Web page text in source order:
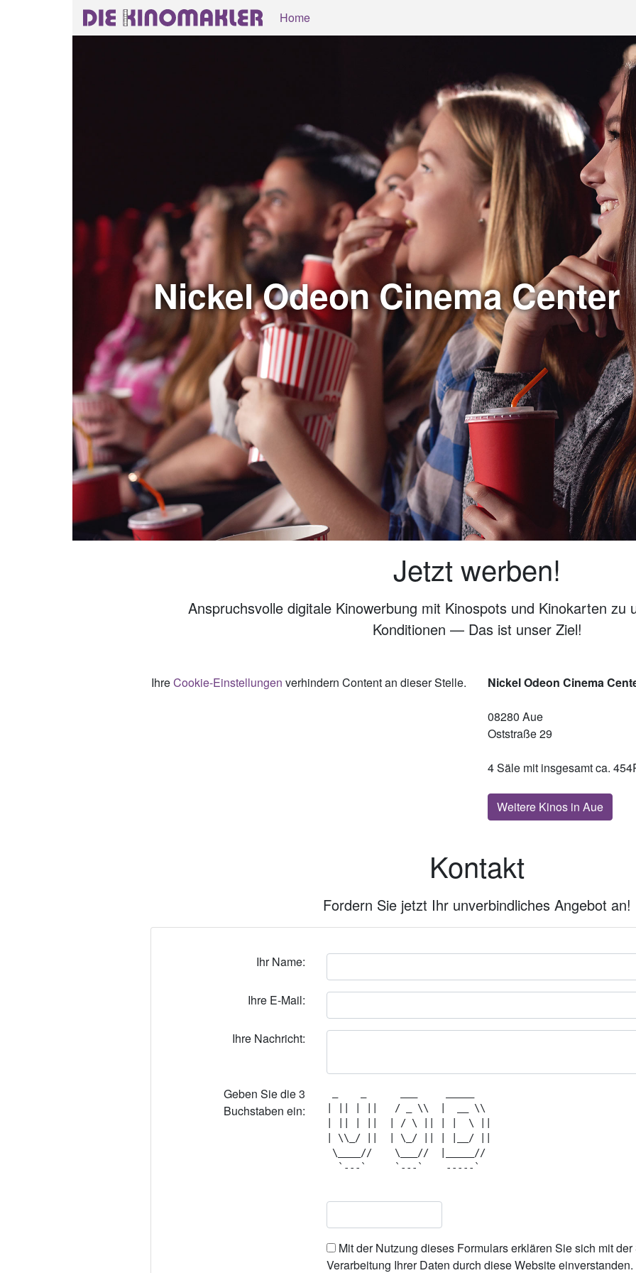
Home
Nickel Odeon Cinema Center
Jetzt werben!
Anspruchsvolle digitale Kinowerbung mit Kinospots und Kinokarten zu
Konditionen — Das ist unser Ziel!
IhreCookie-Einstellungen verhindern Content an dieser Stelle. Nickel Odeon Cinema
08280 Aue
Oststraße 29
4 Säle mit insgesamt ca.
Weitere Kinos in Aue
Kontakt
Fordern Sie jetzt Ihr unverbindliches Angebot an!
Ihr Name:
Ihre E-Mail:
Ihre Nachricht:
Geben Sie die 3
Buchstaben ein:
| || | ||   / _ \\  |  __ \\
| || | ||  | / \ || | |  \ ||
| \\_/ ||  | \_/ || | |__/ ||
\____//    \___//  |_____//
  `---`     `---`    -----`
Mit der Nutzung dieses Formulars erklären Sie sich mit
Verarbeitung Ihrer Daten durch diese Website